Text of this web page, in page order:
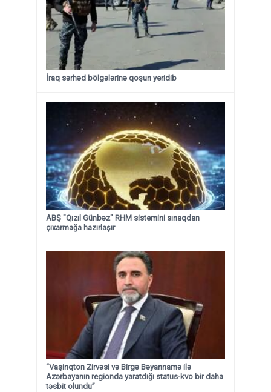
İraq sərhəd bölgələrinə qoşun yeridib
ABŞ "Qızıl Günbəz" RHM sistemini sınaqdan
çıxarmağa hazırlaşır
“Vaşinqton Zirvəsi və Birgə Bəyannamə ilə
Azərbayanın regionda yaratdığı status-kvo bir daha
təsbit olundu”